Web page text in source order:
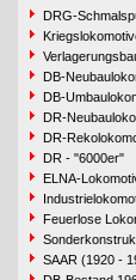
DRG-
DB-
DB-
DR-
DR-
DR - "6000er"
ELNA-
Feuerlose
SAAR (1920 -